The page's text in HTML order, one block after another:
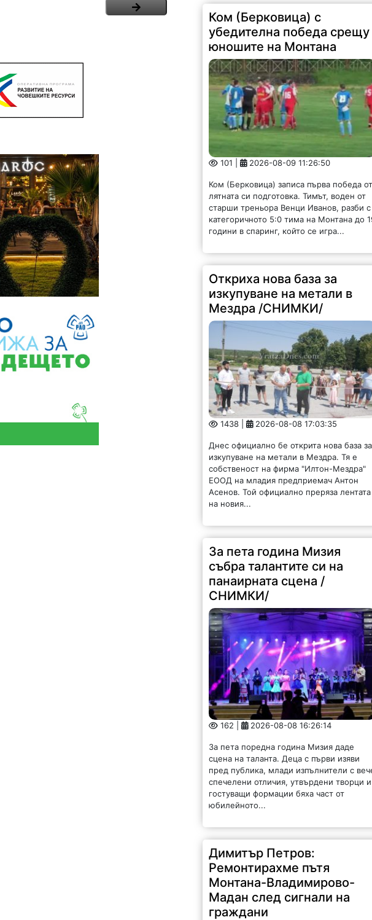
Ком (Берковица) с
убедителна победа срещу
юношите на Монтана
101 | 2026-08-09 11:26:50
Ком (Берковица) записа първа победа
лятната си подготовка. Тимът, воден от
старши треньора Венци Иванов, разби с
категоричното 5:0 тима на Монтана до
години в спаринг, който се игра...
Откриха нова база за
изкупуване на метали в
Мездра /СНИМКИ/
1438 | 2026-08-08 17:03:35
Днес официално бе открита нова база за
изкупуване на метали в Мездра. Тя е
собственост на фирма "Илтон-Мездра"
ЕООД на младия предприемач Антон
Асенов. Той официално преряза лентата
на новия...
За пета година Мизия
събра талантите си на
панаирната сцена /
СНИМКИ/
162 | 2026-08-08 16:26:14
За пета поредна година Мизия даде
сцена на таланта. Деца с първи изяви
пред публика, млади изпълнители с
спечелени отличия, утвърдени творци и
гостуващи формации бяха част от
юбилейното...
Димитър Петров:
Ремонтирахме пътя
Монтана-Владимирово-
Мадан след сигнали на
граждани